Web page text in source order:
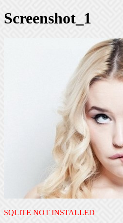
Screenshot_1
SQLITE NOT INSTALLED